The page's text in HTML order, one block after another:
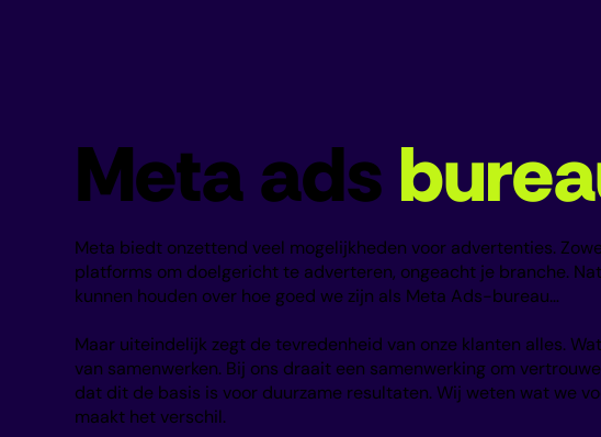
Meta ads
Meta biedt onzettend veel mogelijkheden voor advertenties.
platforms om doelgericht te adverteren, ongeacht je branche.
kunnen houden over hoe goed we zijn als Meta Ads-bureau…
Maar uiteindelijk zegt de tevredenheid van onze klanten alles.
van samenwerken. Bij ons draait een samenwerking om
dat dit de basis is voor duurzame resultaten. Wij weten wat we
maakt het verschil.